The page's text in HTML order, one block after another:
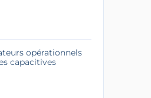
opérationnels
capacitives